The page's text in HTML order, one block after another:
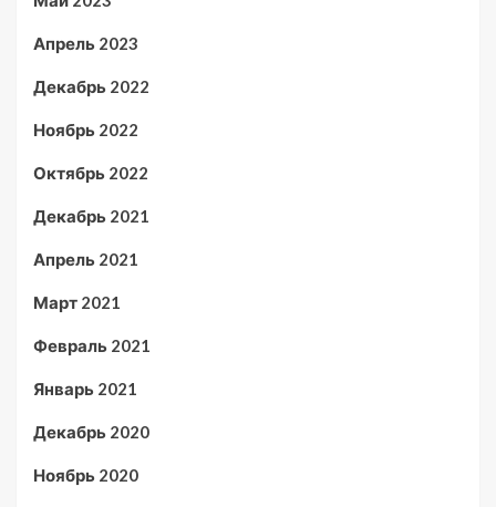
Апрель 2023
Декабрь 2022
Ноябрь 2022
Октябрь 2022
Декабрь 2021
Апрель 2021
Март 2021
Февраль 2021
Январь 2021
Декабрь 2020
Ноябрь 2020